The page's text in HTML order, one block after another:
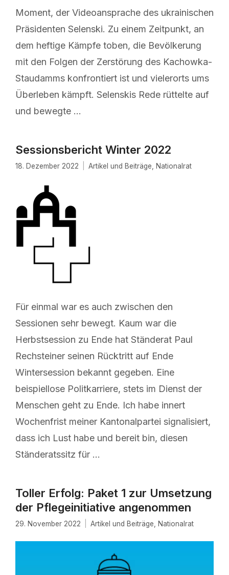
Moment, der Videoansprache des ukrainischen
Präsidenten Selenski. Zu einem Zeitpunkt, an
dem heftige Kämpfe toben, die Bevölkerung
mit den Folgen der Zerstörung des Kachowka-
Staudamms konfrontiert ist und vielerorts ums
Überleben kämpft. Selenskis Rede rüttelte auf
und bewegte …
Sessionsbericht Winter 2022
18. Dezember 2022 Artikel und Beiträge Nationalrat
Für einmal war es auch zwischen den
Sessionen sehr bewegt. Kaum war die
Herbstsession zu Ende hat Ständerat Paul
Rechsteiner seinen Rücktritt auf Ende
Wintersession bekannt gegeben. Eine
beispiellose Politkarriere, stets im Dienst der
Menschen geht zu Ende. Ich habe innert
Wochenfrist meiner Kantonalpartei signalisiert,
dass ich Lust habe und bereit bin, diesen
Ständeratssitz für …
Toller Erfolg: Paket 1 zur Umsetzung
der Pflegeinitiative angenommen
29. November 2022 Artikel und Beiträge Nationalrat